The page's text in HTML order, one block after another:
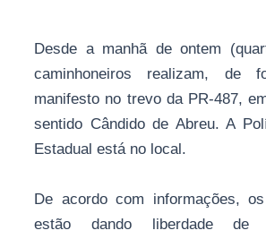
Desde a manhã de ontem
caminhoneiros realizam, de
manifesto no trevo da PR-487,
sentido Cândido de Abreu. A
Estadual está no local.
De acordo com informações,
estão dando liberdade de